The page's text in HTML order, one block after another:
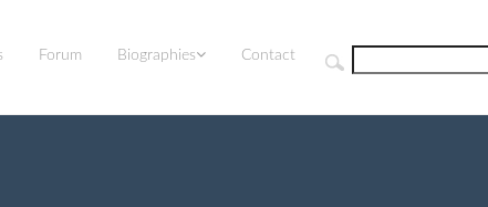
Forum Biographies Contact